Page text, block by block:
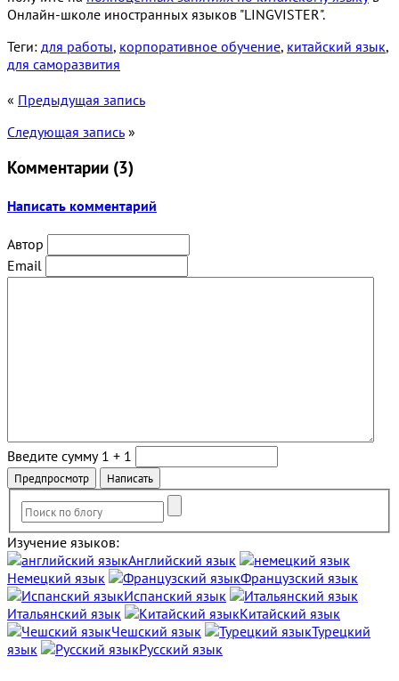
Онлайн-школе иностранных языков "LINGVISTER".
Теги: для работы, корпоративное обучение, китайский язык,
для саморазвития
« Предыдущая запись
Следующая запись »
Комментарии (3)
Написать комментарий
Автор
Email
Введите сумму 1 + 1
Изучение языков:
Английский язык
Немецкий язык
Французский язык
Испанский язык
Итальянский язык
Китайский язык
Чешский язык
Турецкий
язык
Русский язык